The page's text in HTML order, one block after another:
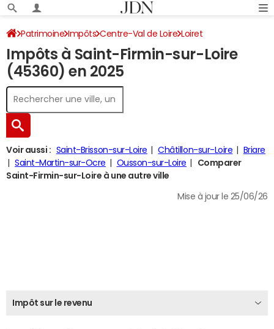
Patrimoine Impôts Centre-Val de Loire Loiret
Saint-Firmin-sur-Loire Impôt sur le revenu
Impôts à Saint-Firmin-sur-Loire
(45360) en 2025
Voir aussi : Saint-Brisson-sur-Loire Châtillon-sur-Loire
Briare
Saint-Martin-sur-Ocre
Ousson-sur-Loire
Comparer
Saint-Firmin-sur-Loire à une autre ville
Mise à jour le 25/06/26
Impôt sur le revenu